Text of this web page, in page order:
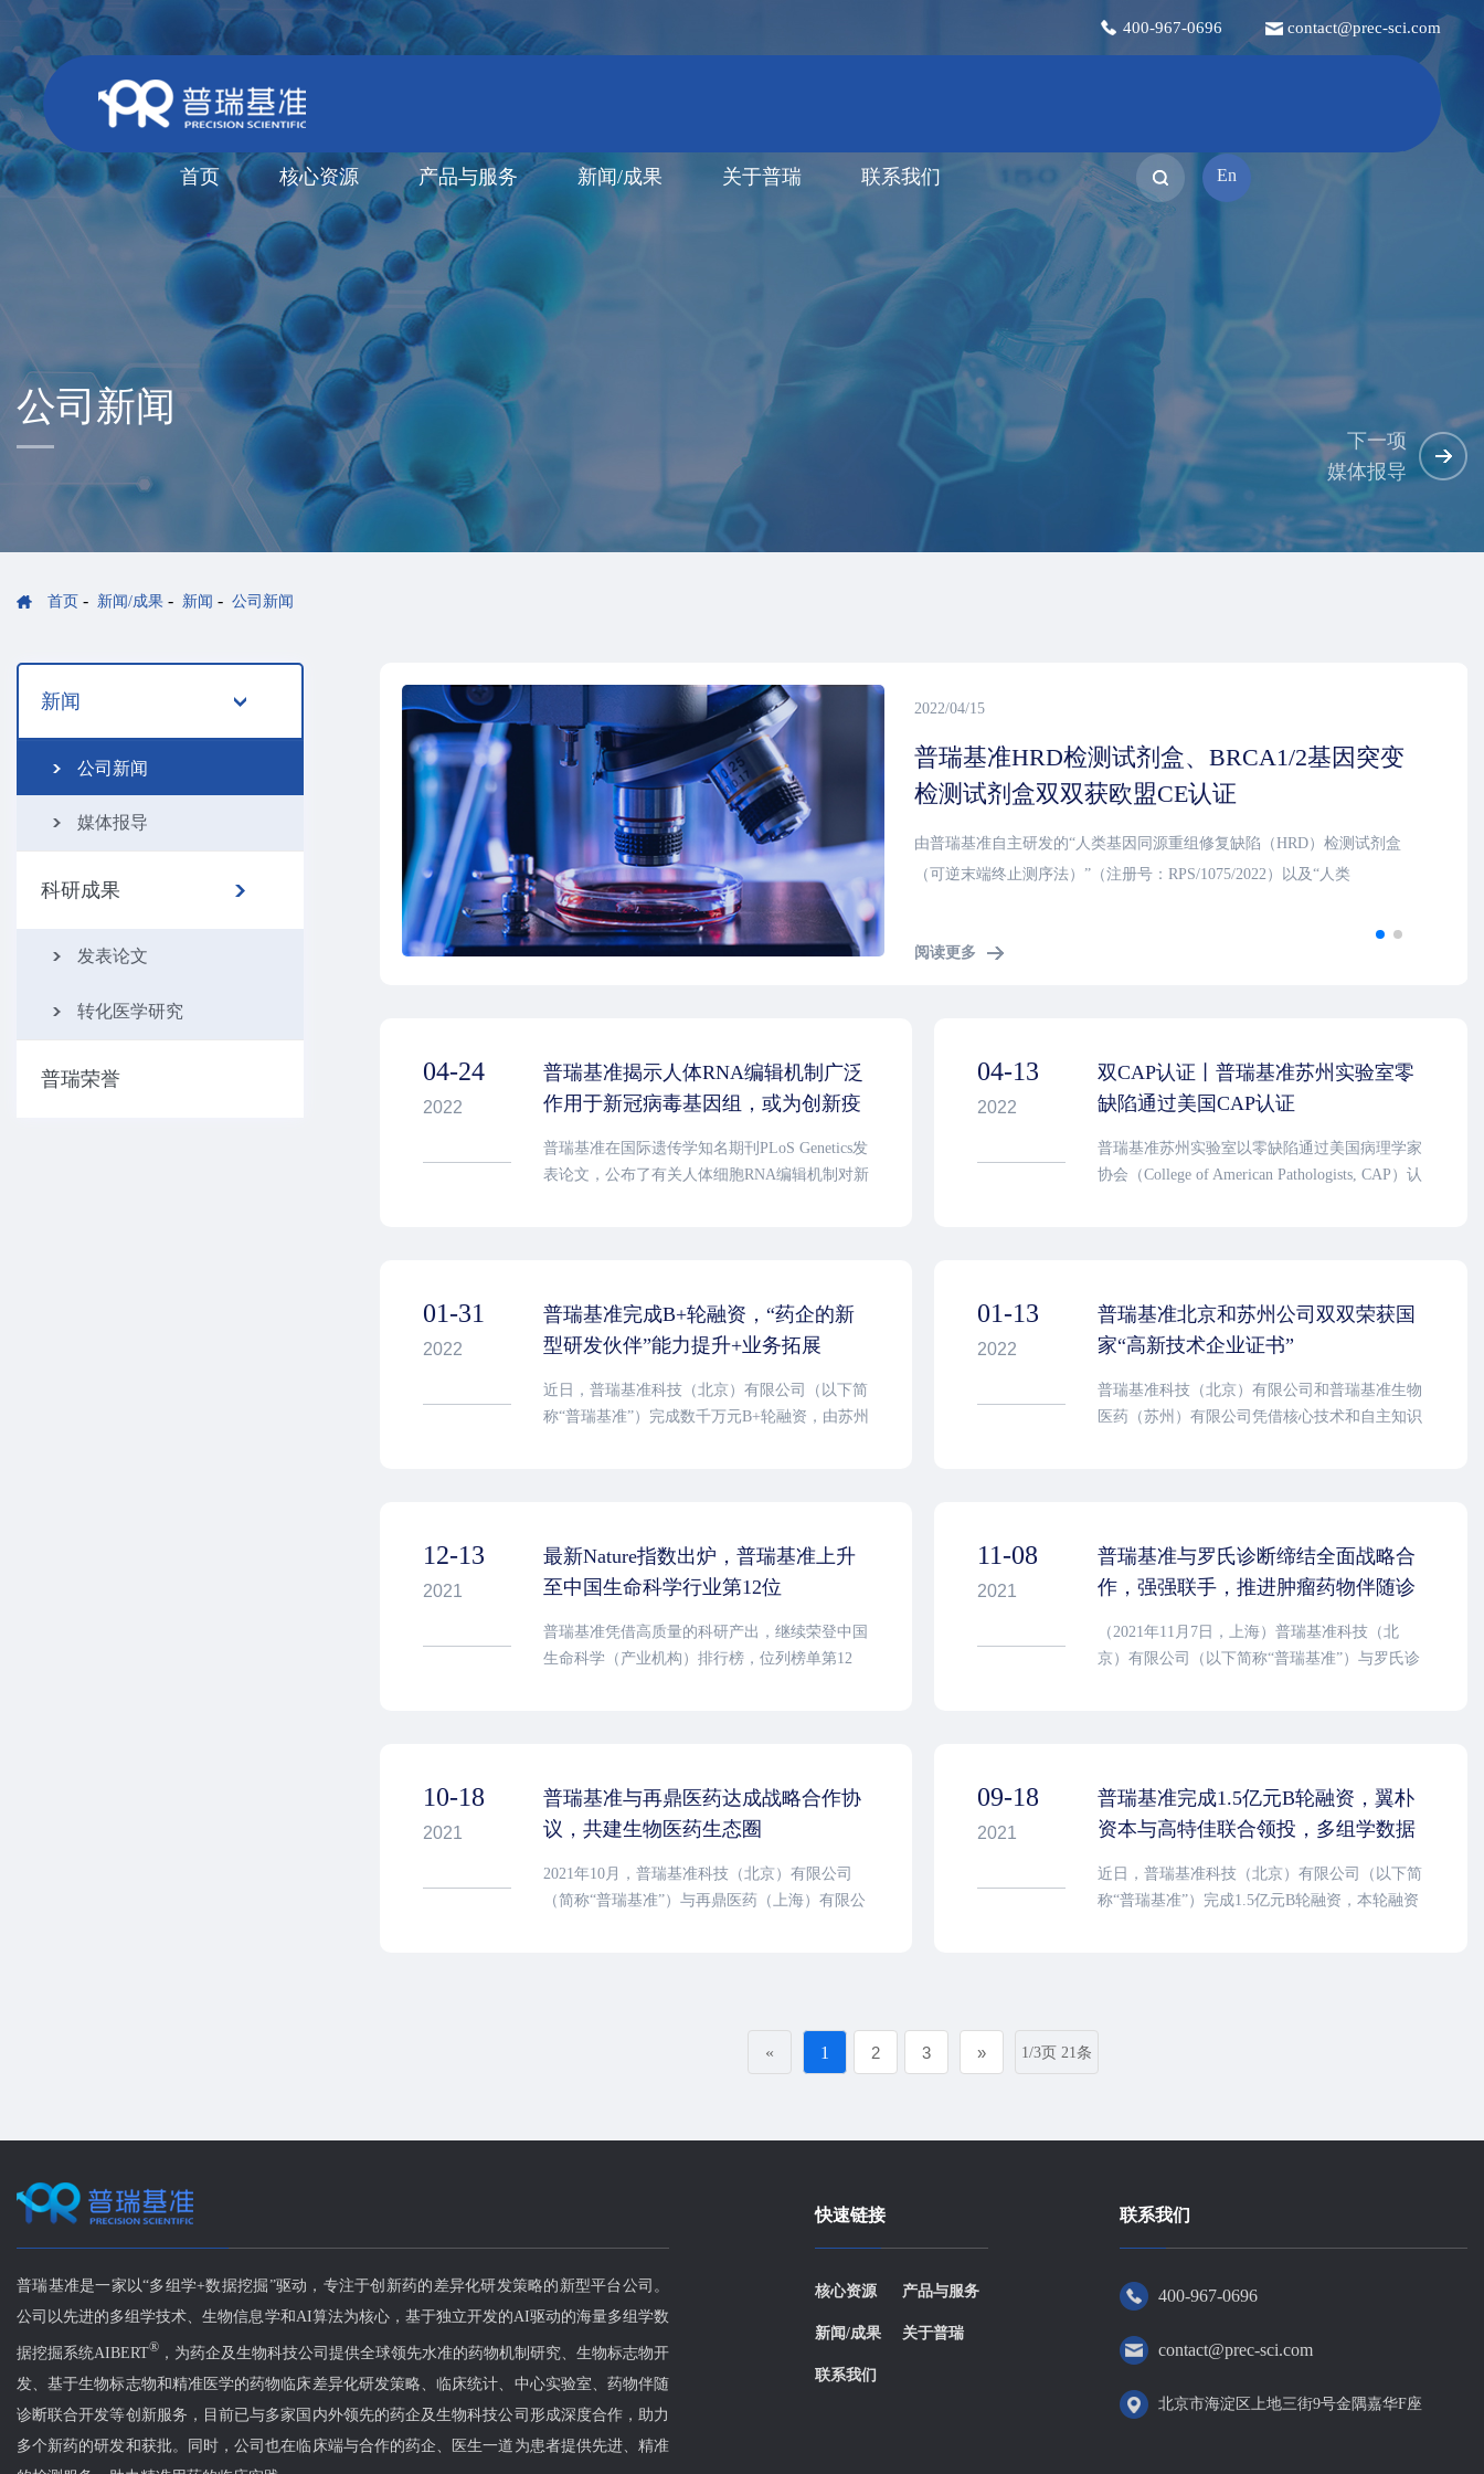
400-967-0696 contact@prec-sci.com
首页 核心资源 产品与服务 新闻/成果 关于普瑞 联系我们 En
公司新闻
下一项
媒体报导
首页 - 新闻/成果 - 新闻 - 公司新闻
新闻
公司新闻
媒体报导
科研成果
发表论文
转化医学研究
普瑞荣誉
：组学数据挖掘，助力药企
化优势
2022/04/15
普瑞基准HRD检测试剂盒、BRCA1/2基因突变
检测试剂盒双双获欧盟CE认证
由普瑞基准自主研发的“人类基因同源重组修复缺陷（HRD）检测试剂盒
（可逆末端终止测序法）”（注册号：RPS/1075/2022）以及“人类
阅读更多
04-24
2022
普瑞基准揭示人体RNA编辑机制广泛
作用于新冠病毒基因组，或为创新疫
苗研发提供思路
普瑞基准在国际遗传学知名期刊PLoS Genetics发
表论文，公布了有关人体细胞RNA编辑机制对新
04-13
2022
双CAP认证丨普瑞基准苏州实验室零
缺陷通过美国CAP认证
普瑞基准苏州实验室以零缺陷通过美国病理学家
协会（College of American Pathologists, CAP）认
分子检测服务。
01-31
2022
普瑞基准完成B+轮融资，“药企的新
型研发伙伴”能力提升+业务拓展
近日，普瑞基准科技（北京）有限公司（以下简
称“普瑞基准”）完成数千万元B+轮融资，由苏州
01-13
2022
普瑞基准北京和苏州公司双双荣获国
家“高新技术企业证书”
普瑞基准科技（北京）有限公司和普瑞基准生物
医药（苏州）有限公司凭借核心技术和自主知识
12-13
2021
最新Nature指数出炉，普瑞基准上升
至中国生命科学行业第12位
普瑞基准凭借高质量的科研产出，继续荣登中国
生命科学（产业机构）排行榜，位列榜单第12
11-08
2021
普瑞基准与罗氏诊断缔结全面战略合
作，强强联手，推进肿瘤药物伴随诊
（2021年11月7日，上海）普瑞基准科技（北
京）有限公司（以下简称“普瑞基准”）与罗氏诊
术优势，共同推进肿瘤精准诊断的开发合作，推
动实现临床的精准诊疗。
10-18
2021
普瑞基准与再鼎医药达成战略合作协
议，共建生物医药生态圈
2021年10月，普瑞基准科技（北京）有限公司
（简称“普瑞基准”）与再鼎医药（上海）有限公
大中华区总裁梁怡先生作为签约双方企业代表，
09-18
2021
普瑞基准完成1.5亿元B轮融资，翼朴
资本与高特佳联合领投，多组学数据
挖掘驱动新药研发
近日，普瑞基准科技（北京）有限公司（以下简
称“普瑞基准”）完成1.5亿元B轮融资，本轮融资
« 1 2 3 » 1/3页 21条
普瑞基准是一家以“多组学+数据挖掘”驱动，专注于创新药的差异化研发策略的新型平台公司。
公司以先进的多组学技术、生物信息学和AI算法为核心，基于独立开发的AI驱动的海量多组学数
据挖掘系统AIBERT® ，为药企及生物科技公司提供全球领先水准的药物机制研究、生物标志物开
发、基于生物标志物和精准医学的药物临床差异化研发策略、临床统计、中心实验室、药物伴随
诊断联合开发等创新服务，目前已与多家国内外领先的药企及生物科技公司形成深度合作，助力
多个新药的研发和获批。同时，公司也在临床端与合作的药企、医生一道为患者提供先进、精准
快速链接
核心资源 产品与服务
新闻/成果 关于普瑞
联系我们
联系我们
400-967-0696
contact@prec-sci.com
北京市海淀区上地三街9号金隅嘉华F座